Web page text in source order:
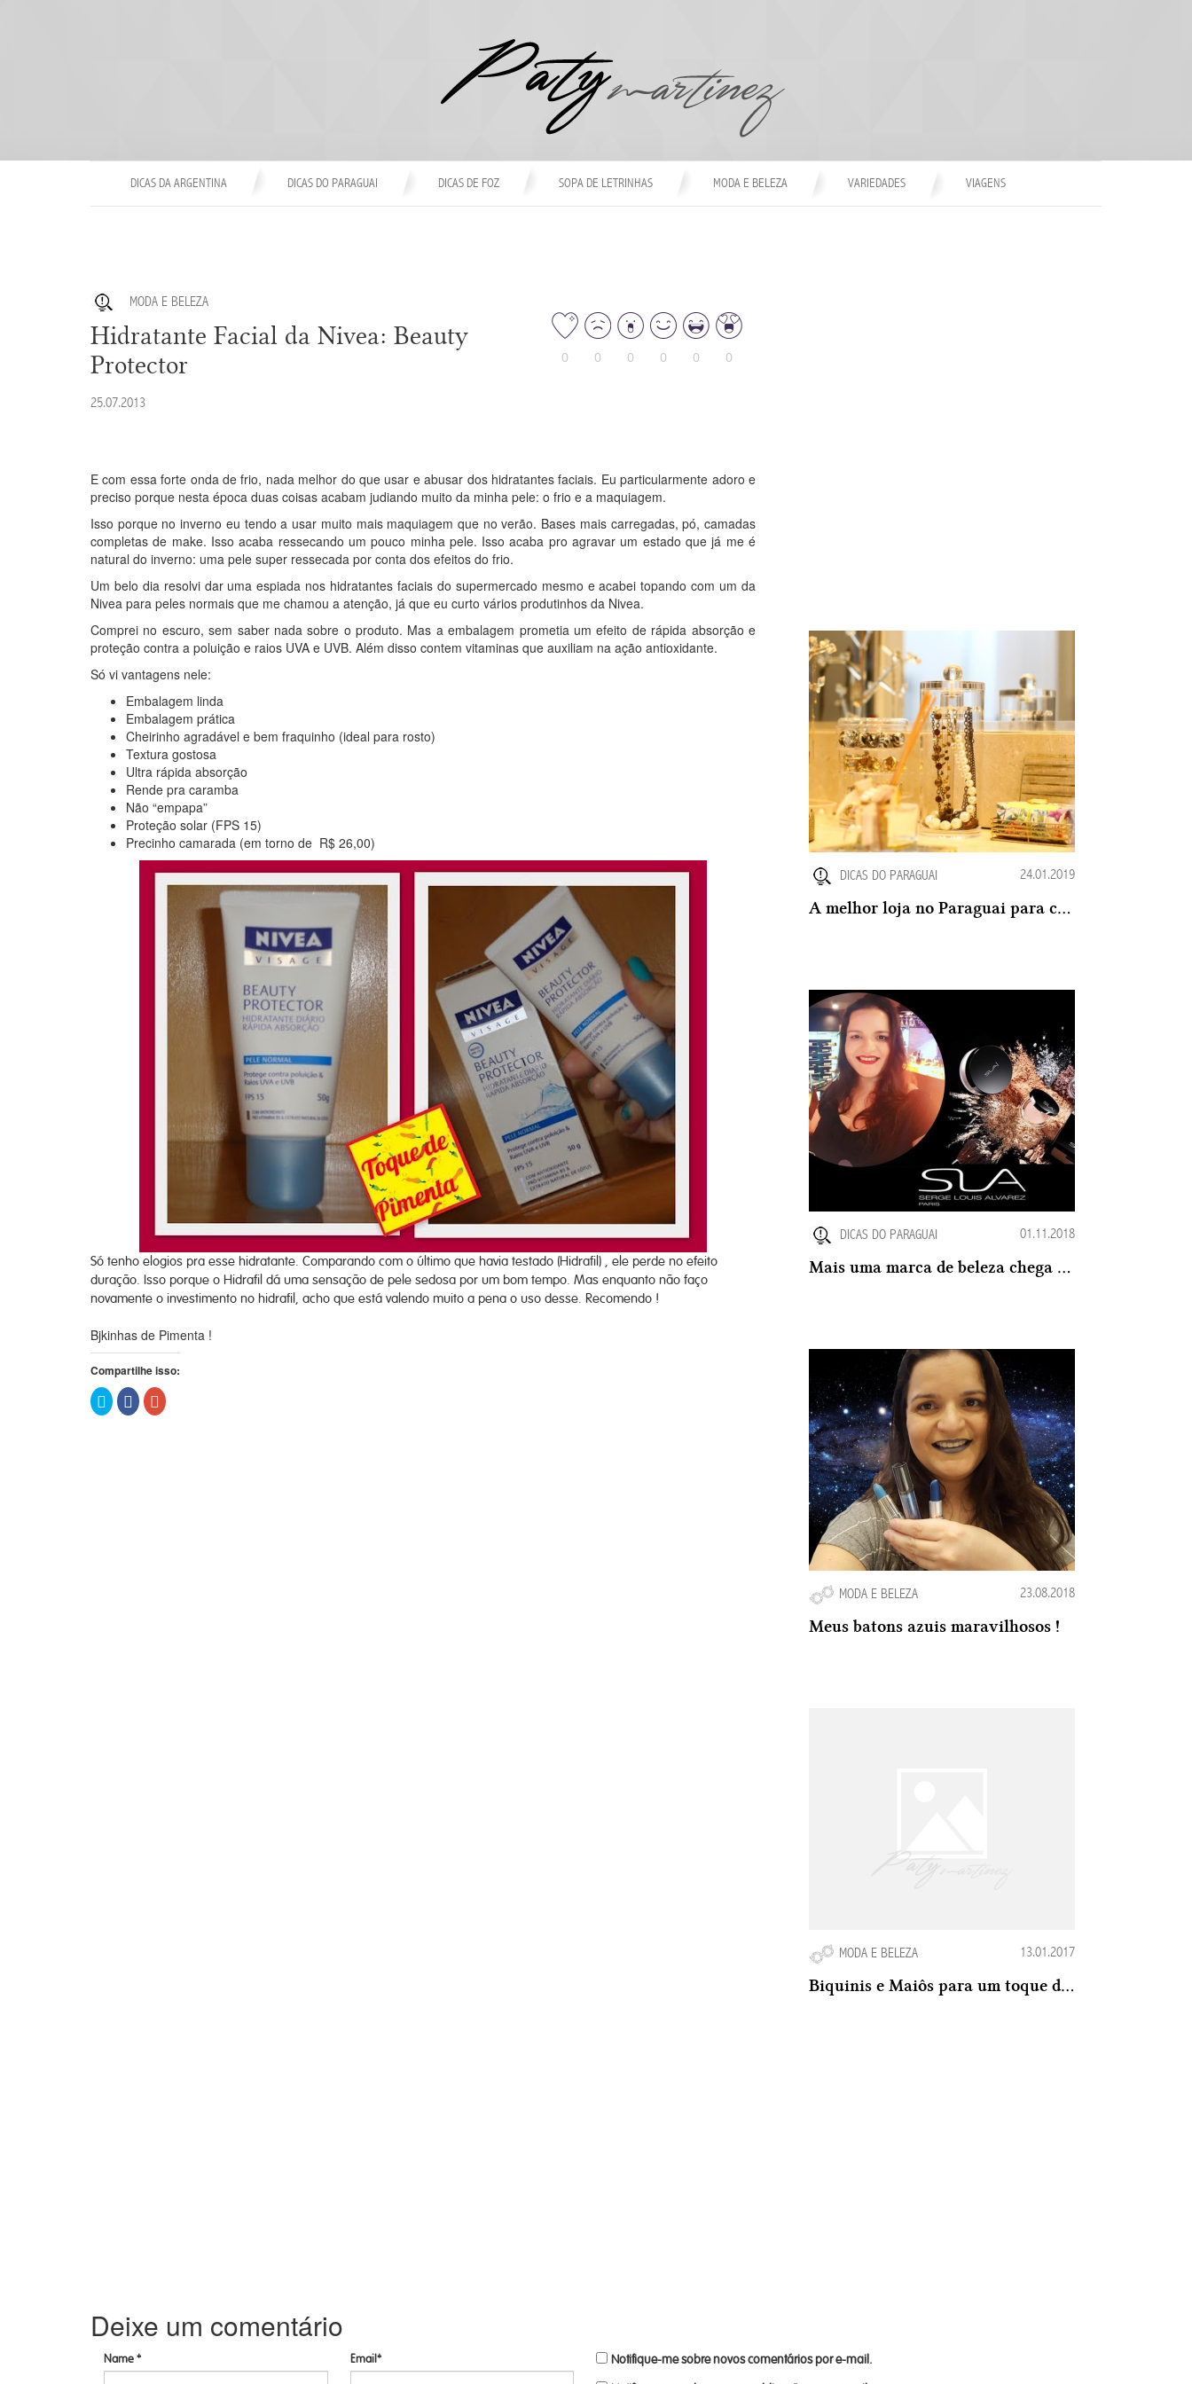
DICAS DA ARGENTINA DICAS DO PARAGUAI DICAS DE FOZ SOPA DE LETRINHAS MODA E BELEZA VARIEDADES VIAGENS
MODA E BELEZA
Hidratante Facial da Nivea: Beauty
Protector
25.07.2013
0 0 0 0 0 0
E com essa forte onda de frio, nada melhor do que usar e abusar dos hidratantes faciais. Eu particularmente adoro e
preciso porque nesta época duas coisas acabam judiando muito da minha pele: o frio e a maquiagem.
Isso porque no inverno eu tendo a usar muito mais maquiagem que no verão. Bases mais carregadas, pó, camadas
completas de make. Isso acaba ressecando um pouco minha pele. Isso acaba pro agravar um estado que já me é
natural do inverno: uma pele super ressecada por conta dos efeitos do frio.
Um belo dia resolvi dar uma espiada nos hidratantes faciais do supermercado mesmo e acabei topando com um da
Nivea para peles normais que me chamou a atenção, já que eu curto vários produtinhos da Nivea.
Comprei no escuro, sem saber nada sobre o produto. Mas a embalagem prometia um efeito de rápida absorção e
proteção contra a poluição e raios UVA e UVB. Além disso contem vitaminas que auxiliam na ação antioxidante.
Só vi vantagens nele:
Embalagem linda
Embalagem prática
Cheirinho agradável e bem fraquinho (ideal para rosto)
Textura gostosa
Ultra rápida absorção
Rende pra caramba
Não “empapa”
Proteção solar (FPS 15)
Precinho camarada (em torno de R$ 26,00)
Só tenho elogios pra esse hidratante. Comparando com o último que havia testado (Hidrafil) , ele perde no efeito
duração. Isso porque o Hidrafil dá uma sensação de pele sedosa por um bom tempo. Mas enquanto não faço
novamente o investimento no hidrafil, acho que está valendo muito a pena o uso desse. Recomendo !
Bjkinhas de Pimenta !
Compartilhe isso:
Clique
para
compartilhar
Clique
para
compartilhar
Compartilhe
no
DICAS DO PARAGUAI 24.01.2019
A melhor loja no Paraguai para comprar Organizadores de Acrílico
DICAS DO PARAGUAI 01.11.2018
Mais uma marca de beleza chega ao mercado no Paraguai: A SLA Paris
MODA E BELEZA 23.08.2018
Meus batons azuis maravilhosos !
MODA E BELEZA 13.01.2017
Biquinis e Maiôs para um toque de Glamour no Verão 2016-2017
Deixe um comentário
Name * Email* Notifique-me sobre novos comentários por e-mail.